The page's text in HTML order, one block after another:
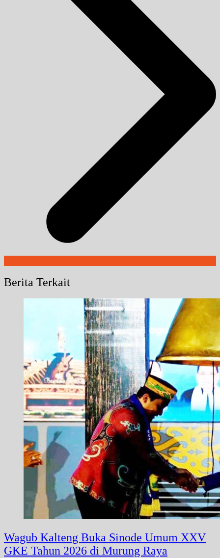
Berita Terkait
Wagub Kalteng Buka Sinode Umum XXV
GKE Tahun 2026 di Murung Raya